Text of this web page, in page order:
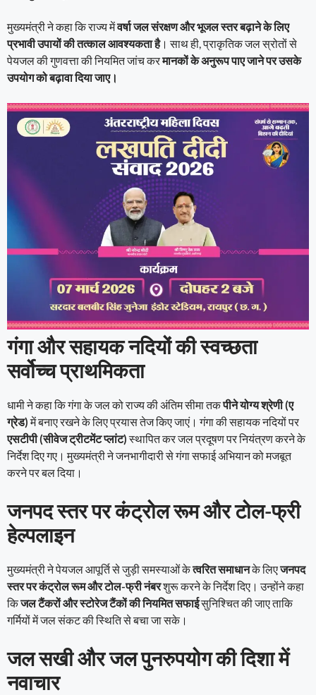
मुख्यमंत्री ने कहा कि राज्य मेंवर्षा जल संरक्षण और भूजल स्तर बढ़ाने के लिए
प्रभावी उपायों की तत्काल आवश्यकता है। साथ ही, प्राकृतिक जल स्रोतों से
पेयजल की गुणवत्ता की नियमित जांच करमानकों के अनुरूप पाए जाने पर उसके
उपयोग को बढ़ावा दिया जाए।
गंगा और सहायक नदियों की स्वच्छता
सर्वोच्च प्राथमिकता
धामी ने कहा कि गंगा के जल को राज्य की अंतिम सीमा तकपीने योग्य श्रेणी (ए
ग्रेड)में बनाए रखने के लिए प्रयास तेज किए जाएं। गंगा की सहायक नदियों पर
एसटीपी (सीवेज ट्रीटमेंट प्लांट)स्थापित कर जल प्रदूषण पर नियंत्रण करने के
निर्देश दिए गए। मुख्यमंत्री ने जनभागीदारी से गंगा सफाई अभियान को मजबूत
करने पर बल दिया।
जनपद स्तर पर कंट्रोल रूम और टोल-फ्री
हेल्पलाइन
मुख्यमंत्री ने पेयजल आपूर्ति से जुड़ी समस्याओं केत्वरित समाधानके लिएजनपद
स्तर पर कंट्रोल रूम और टोल-फ्री नंबरशुरू करने के निर्देश दिए। उन्होंने कहा
किजल टैंकरों और स्टोरेज टैंकों की नियमित सफाईसुनिश्चित की जाए ताकि
गर्मियों में जल संकट की स्थिति से बचा जा सके।
जल सखी और जल पुनरुपयोग की दिशा में
नवाचार